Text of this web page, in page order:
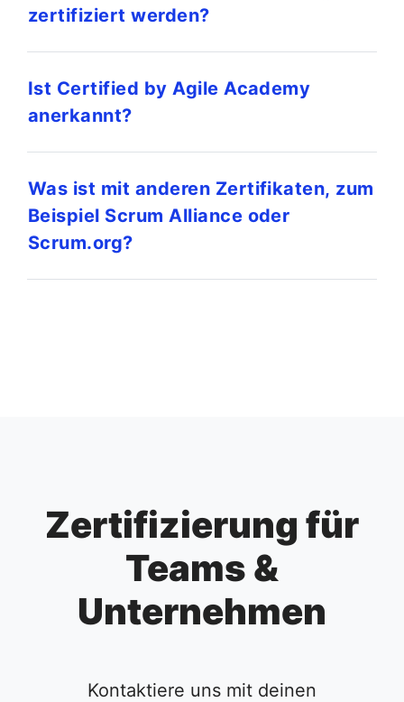
zertifiziert werden?
Ist Certified by Agile Academy
anerkannt?
Was ist mit anderen Zertifikaten, zum
Beispiel Scrum Alliance oder
Scrum.org?
Zertifizierung für
Teams &
Unternehmen
Kontaktiere uns mit deinen